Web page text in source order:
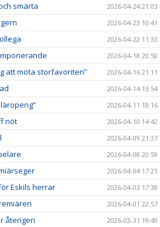
smärta 2026-04-24 21:03
2026-04-23 10:41
2026-04-22 11:33
2026-04-18 20:50
att möta storfavoriten” 2026-04-16 21:11
2026-04-14 13:54
2026-04-11 18:16
nöt 2026-04-10 14:42
2026-04-09 21:37
2026-04-08 20:59
2026-04-04 17:21
Eskils herrar 2026-04-03 17:38
2026-04-01 22:57
återigen 2026-03-31 19:49